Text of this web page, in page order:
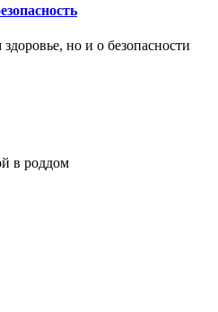
но и о безопасности
в роддом